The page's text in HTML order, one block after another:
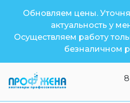
Обновляем цены.
актуальность у
Осуществляем работу
безналичном